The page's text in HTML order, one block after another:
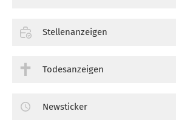
Stellenanzeigen
Todesanzeigen
Newsticker